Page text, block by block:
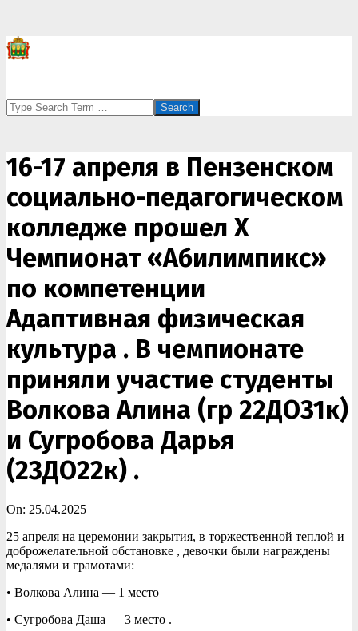
Search
16-17 апреля в Пензенском
социально-педагогическом
колледже прошел Х
Чемпионат «Абилимпикс»
по компетенции
Адаптивная физическая
культура . В чемпионате
приняли участие студенты
Волкова Алина (гр 22ДО31к)
и Сугробова Дарья
(23ДО22к) .
On: 25.04.2025
25 апреля на церемонии закрытия, в торжественной теплой и
доброжелательной обстановке , девочки были награждены
медалями и грамотами:
• Волкова Алина — 1 место
• Сугробова Даша — 3 место .